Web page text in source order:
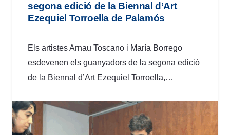
segona edició de la Biennal d’Art
Ezequiel Torroella de Palamós
Els artistes Arnau Toscano i María Borrego
esdevenen els guanyadors de la segona edició
de la Biennal d’Art Ezequiel Torroella,…